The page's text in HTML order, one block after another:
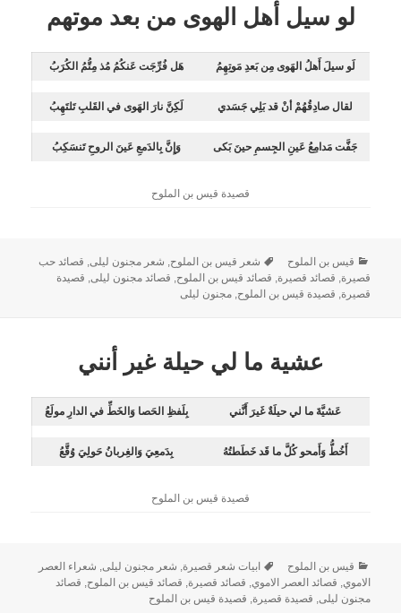
لو سيل أهل الهوى من بعد موتهم
لَو سيلَ أَهلُ الهَوى مِن بَعدِ مَوتِهِمُ هَل فُرِّجَت عَنكُمُ مُذ مِتُّمُ الكُرَبُ
لقال صادِقُهُمْ أنْ قد بَلِي جَسَدي لَكِنَّ نارَ الهَوى في القَلبِ تَلتَهِبُ
جَفَّت مَدامِعُ عَينِ الجِسمِ حينَ بَكى وَإِنَّ بِالدَمعِ عَينَ الروحِ تَنسَكِبُ
قصيدة قيس بن الملوح
قيس بن الملوح شعر قيس بن الملوح, شعر مجنون ليلى, قصائد حب
قصيرة, قصائد قصيرة, قصائد قيس بن الملوح, قصائد مجنون ليلى, قصيدة
قصيرة, قصيدة قيس بن الملوح,مجنون ليلى
عشية ما لي حيلة غير أنني
عَشيَّةَ ما لي حيلَةٌ غَيرَ أَنَّني بِلَفظِ الحَصا وَالخَطِّ في الدارِ مولَعُ
أَخُطُّ وَأَمحو كُلَّ ما قَد خَطَطتُهُ بِدَمعِيَ وَالغِربانُ حَولِيَ وُقَّعُ
قصيدة قيس بن الملوح
قيس بن الملوح ابيات شعر قصيرة, شعر مجنون ليلى, شعراء العصر
الاموي, قصائد العصر الاموي, قصائد قصيرة, قصائد قيس بن الملوح, قصائد
مجنون ليلى, قصيدة قصيرة, قصيدة قيس بن الملوح